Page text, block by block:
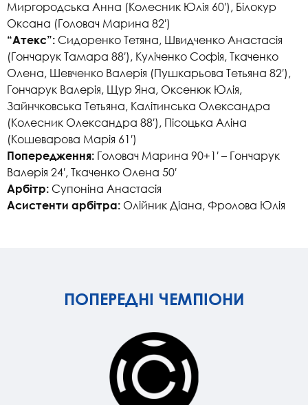
Миргородська Анна (Колесник Юлія 60′), Білокур
Оксана (Головач Марина 82′)
“Атекс”: Сидоренко Тетяна, Швидченко Анастасія
(Гончарук Тамара 88′), Куліченко Софія, Ткаченко
Олена, Шевченко Валерія (Пушкарьова Тетьяна 82′),
Гончарук Валерія, Щур Яна, Оксенюк Юлія,
Зайнчковська Тетьяна, Калітинська Олександра
(Колесник Олександра 88′), Пісоцька Аліна
(Кошеварова Марія 61′)
Попередження: Головач Марина 90+1′ – Гончарук
Валерія 24′, Ткаченко Олена 50′
Арбітр: Супоніна Анастасія
Асистенти арбітра: Олійник Діана, Фролова Юлія
ПОПЕРЕДНІ ЧЕМПІОНИ